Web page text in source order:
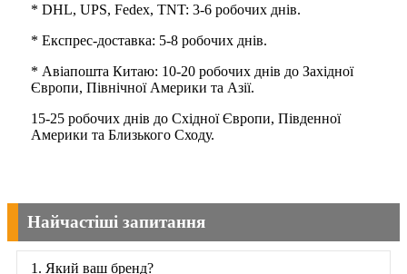
* DHL, UPS, Fedex, TNT: 3-6 робочих днів.
* Експрес-доставка: 5-8 робочих днів.
* Авіапошта Китаю: 10-20 робочих днів до Західної
Європи, Північної Америки та Азії.
15-25 робочих днів до Східної Європи, Південної
Америки та Близького Сходу.
Найчастіші запитання
1. Який ваш бренд?